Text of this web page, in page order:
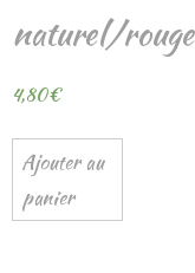
naturel/rouge
4,80€
Ajouter au
panier